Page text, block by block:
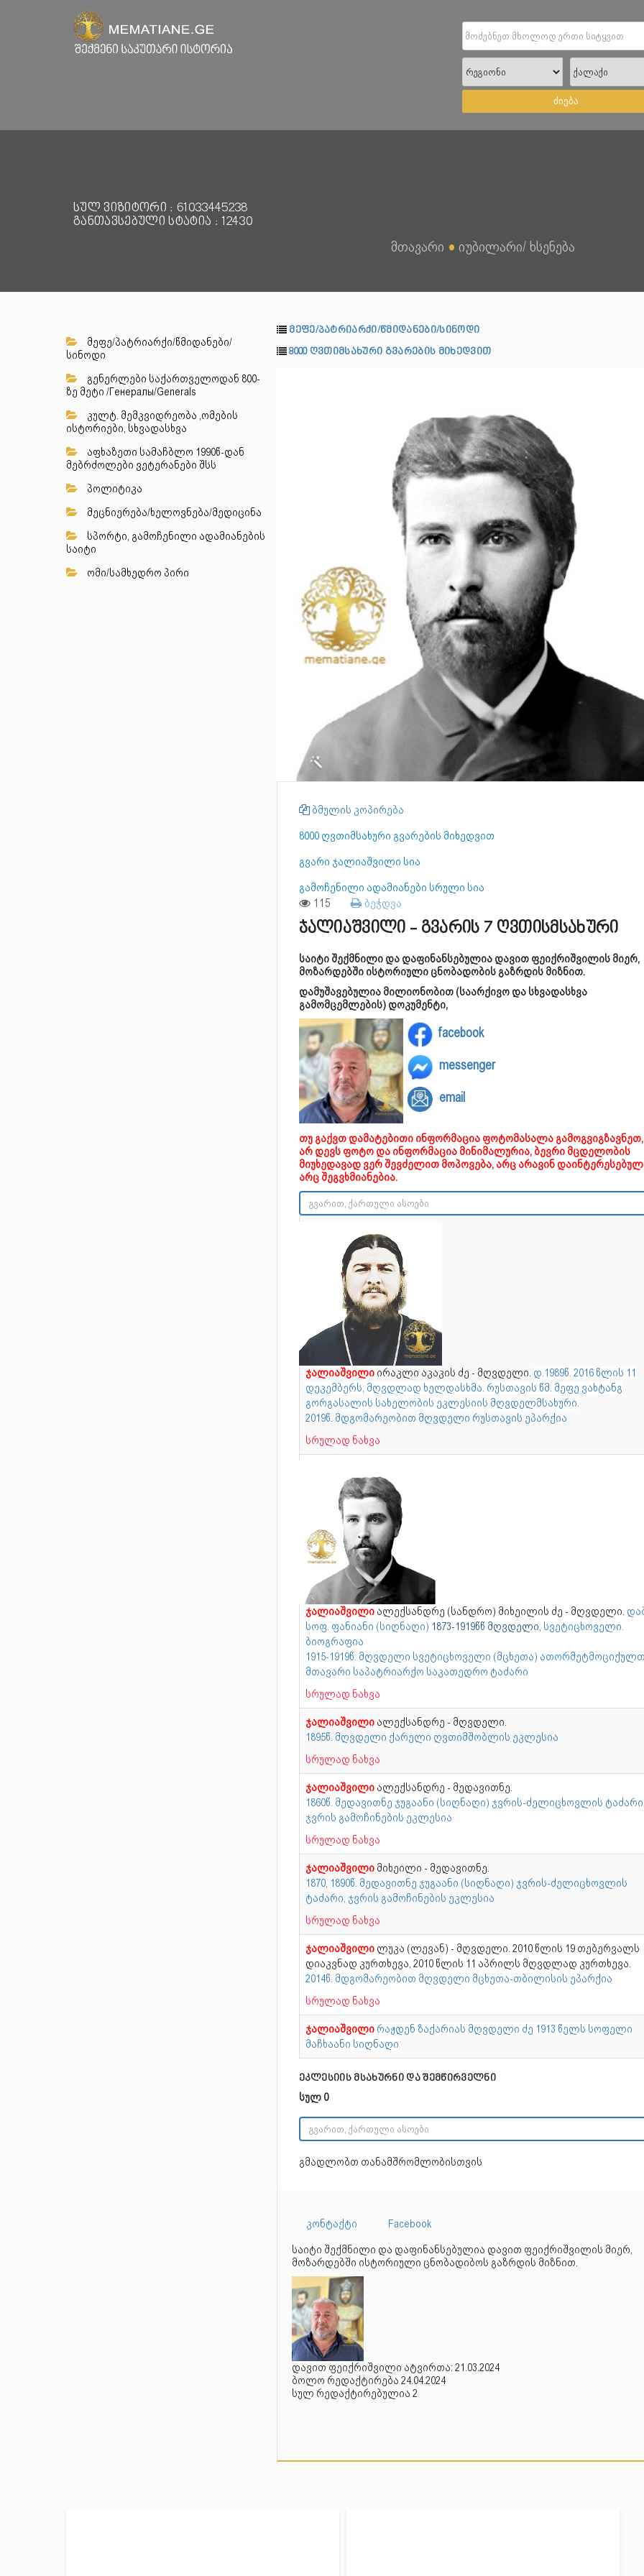
ძიება
სულ ვიზიტორი : 61033445238
განთავსებული სტატია : 12430
მთავარი ● იუბილარი/ ხსენება
მეფე/პატრიარქი/წმიდანები/
სინოდი
გენერლები საქართველოდან 800-
ზე მეტი /Генералы/Generals
კულტ. მემკვიდრეობა ,ომების
ისტორიები, სხვადასხვა
აფხაზეთი სამაჩბლო 1990წ-დან
მებრძოლები ვეტერანები შსს
პოლიტიკა
მეცნიერება/ხელოვნება/მედიცინა
სპორტი, გამოჩენილი ადამიანების
საიტი
ომი/სამხედრო პირი
მეფე/პატრიარქი/წმიდანები/სინოდი
8000 ღვთიმსახური გვარების მიხედვით
ბმულის კოპირება
8000 ღვთიმსახური გვარების მიხედვით
გვარი ჯალიაშვილი სია
გამოჩენილი ადამიანები სრული სია
115 ბეჭდვა
ჯალიაშვილი - გვარის 7 ღვთისმსახური
საიტი შექმნილი და დაფინანსებულია დავით ფეიქრიშვილის მიერ,
მოზარდებში ისტორიული ცნობადობის გაზრდის მიზნით.
დამუშავებულია მილიონობით (საარქივო და სხვადასხვა
გამომცემლების) დოკუმენტი,
facebook
messenger
email
თუ გაქვთ დამატებითი ინფორმაცია ფოტომასალა
არ დევს ფოტო და ინფორმაცია მინიმალურია, ბევრი მცდელობის
მიუხედავად ვერ შევძელით მოპოვება, არც არავინ
არც შეგვხმიანებია.
ჯალიაშვილიირაკლი აკაკის ძე - მღვდელი. დ.1989წ. 2016 წლის 11
დეკემბერს, მღვდლად ხელდასხმა. რუსთავის წმ. მეფე ვახტანგ
გორგასალის სახელობის ეკლესიის მღვდელმსახური.
2019წ. მდგომარეობით მღვდელი რუსთავის ეპარქია
სრულად ნახვა
ჯალიაშვილიალექსანდრე (სანდრო) მიხეილის ძე - მღვდელი.
სოფ. ფანიანი (სიღნაღი) 1873-1919წწ მღვდელი, სვეტიცხოველი.
ბიოგრაფია
1915-1919წ. მღვდელი სვეტიცხოველი (მცხეთა)
მთავარი საპატრიარქო საკათედრო ტაძარი
სრულად ნახვა
ჯალიაშვილიალექსანდრე - მღვდელი.
1895წ. მღვდელი ქარელი ღვთიმშობლის ეკლესია
სრულად ნახვა
ჯალიაშვილიალექსანდრე - მედავითნე.
1860წ. მედავითნე ჯუგაანი (სიღნაღი) ჯვრის-ძელიცხოვლის ტაძარი,
ჯვრის გამოჩინების ეკლესია
სრულად ნახვა
ჯალიაშვილიმიხეილი - მედავითნე.
1870, 1890წ. მედავითნე ჯუგაანი (სიღნაღი) ჯვრის-ძელიცხოვლის
ტაძარი, ჯვრის გამოჩინების ეკლესია
სრულად ნახვა
ჯალიაშვილილუკა (ლევან) - მღვდელი. 2010 წლის 19 თებერვალს
დიაკვნად კურთხევა, 2010 წლის 11 აპრილს მღვდლად კურთხევა.
2014წ. მდგომარეობით მღვდელი მცხეთა-თბილისის ეპარქია
სრულად ნახვა
ჯალიაშვილი რაჟდენ ზაქარიას მღვდელი ძე 1913 წელს სოფელი
მაჩხაანი სიღნაღი
ეკლესიის მსახურნი და შემწირველნი
სულ 0
გმადლობთ თანამშრომლობისთვის
კონტაქტი
Facebook
საიტი შექმნილი და დაფინანსებულია დავით ფეიქრიშვილის მიერ,
მოზარდებში ისტორიული ცნობადიბოს გაზრდის მიზნით.
დავით ფეიქრიშვილი ატვირთა: 21.03.2024
ბოლო რედაქტირება 24.04.2024
სულ რედაქტირებულია 2